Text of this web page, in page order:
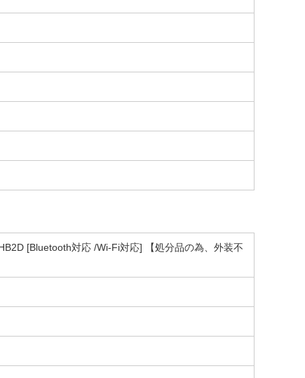
[Bluetooth対応 /Wi-Fi対応] 【処分品の為、外装不